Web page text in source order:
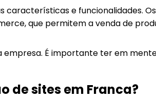
e funcionalidades.
que permitem a venda de
É importante ter em
de sites em Franca?